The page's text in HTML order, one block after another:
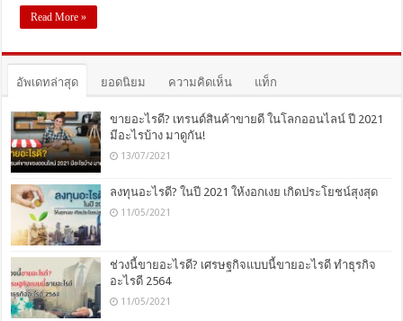
Read More »
อัพเดทล่าสุด ยอดนิยม ความคิดเห็น แท็ก
ขายอะไรดี? เทรนด์สินค้าขายดี ในโลกออนไลน์ ปี 2021
มีอะไรบ้าง มาดูกัน!
13/07/2021
ลงทุนอะไรดี? ในปี 2021 ให้งอกเงย เกิดประโยชน์สุงสุด
11/05/2021
ช่วงนี้ขายอะไรดี? เศรษฐกิจแบบนี้ขายอะไรดี ทำธุรกิจ
อะไรดี 2564
11/05/2021